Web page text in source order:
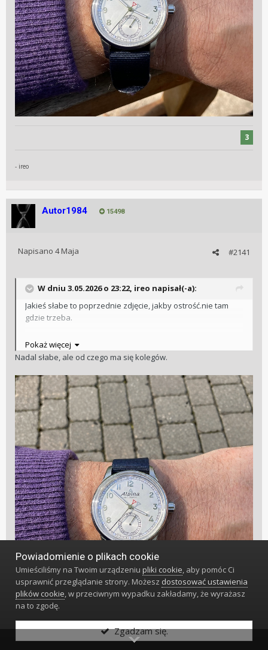
3
- ireo
Autor1984 15498
#2141
Napisano 4 Maja
W dniu 3.05.2026 o 23:22, ireo napisał(-a):
Jakieś słabe to poprzednie zdjęcie, jakby ostrość.nie tam
gdzie trzeba.
Pokaż więcej
Nadal słabe, ale od czego ma się kolegów.
Powiadomienie o plikach cookie
Umieściliśmy na Twoim urządzeniupliki cookie, aby pomóc Ci
usprawnić przeglądanie strony. Możesz dostosować ustawienia
plików cookie, w przeciwnym wypadku zakładamy, że wyrażasz
na to zgodę.
Zgadzam się.